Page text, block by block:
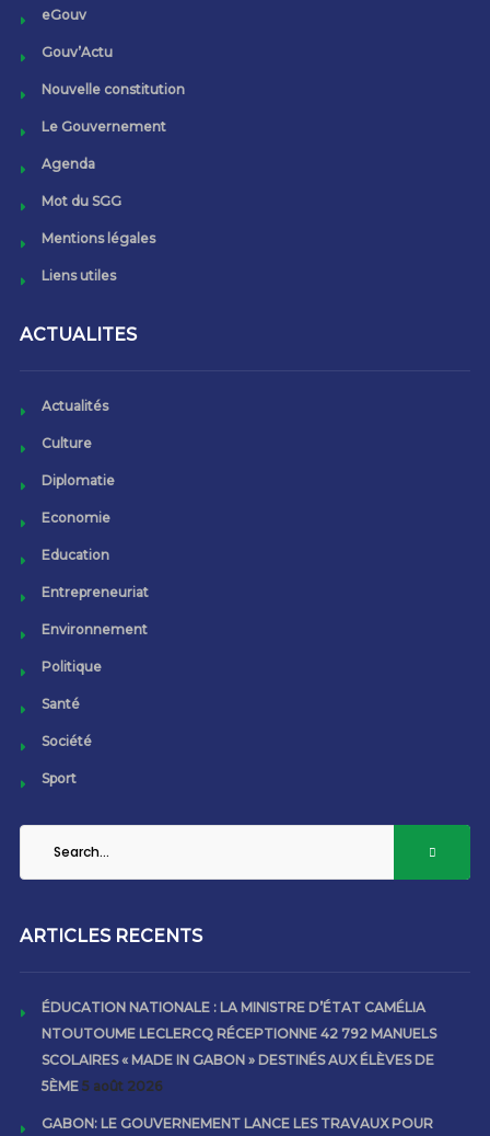
eGouv
Gouv’Actu
Nouvelle constitution
Le Gouvernement
Agenda
Mot du SGG
Mentions légales
Liens utiles
ACTUALITES
Actualités
Culture
Diplomatie
Economie
Education
Entrepreneuriat
Environnement
Politique
Santé
Société
Sport
ARTICLES RECENTS
ÉDUCATION NATIONALE : LA MINISTRE D’ÉTAT CAMÉLIA
NTOUTOUME LECLERCQ RÉCEPTIONNE 42 792 MANUELS
SCOLAIRES « MADE IN GABON » DESTINÉS AUX ÉLÈVES DE
5ÈME 5 août 2026
GABON: LE GOUVERNEMENT LANCE LES TRAVAUX POUR